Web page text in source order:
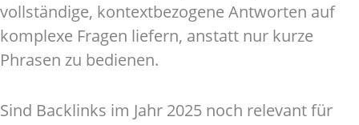
vollständige, kontextbezogene Antworten auf
komplexe Fragen liefern, anstatt nur kurze
Phrasen zu bedienen.
Sind Backlinks im Jahr 2025 noch relevant für